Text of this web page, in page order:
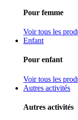
Pour femme
Voir tous les
Enfant
Pour enfant
Voir tous les
Autres activités
Autres activités